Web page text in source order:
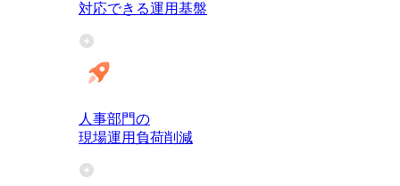
対応できる運用基盤
人事部門の
現場運用負荷削減